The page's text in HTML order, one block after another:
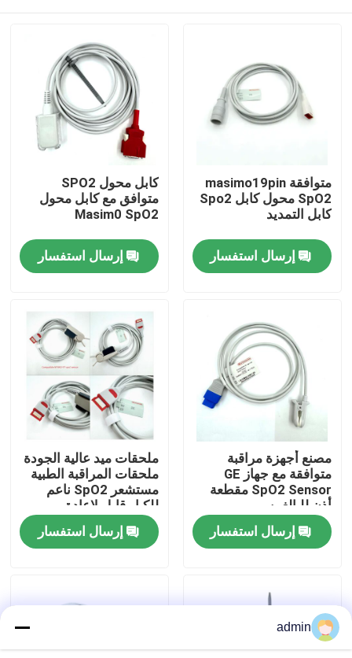
منزل
المنتجات
جولة في المعمل
ضبط الجودة
اتصل بنا
طلب اقتباس
كابل الاستشعار SpO2
مستشعر spO2 القابل لإعادة الاستخدام
متوافقة masimo19pin
SpO2 محول كابل Spo2
كابل التمديد
إرسال استفسار
كابل محول SPO2
متوافق مع كابل محول
Masim0 SpO2
إرسال استفسار
مصنع أجهزة مراقبة
متوافقة مع جهاز GE
SpO2 Sensor مقطعة
أذن للبالغين
إرسال استفسار
ملحقات ميد عالية الجودة
ملحقات المراقبة الطبية
مستشعر SpO2 ناعم
للكبار قابل لإعادة
الاستخدام متوافق مع
مستشعر RAD-97 Spo2إرسال استفسار
admin